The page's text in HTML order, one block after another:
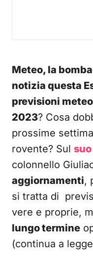
Meteo, la
notizia questa
previsioni
2023? Cosa
prossime
rovente? Sul
colonnello
aggiornamenti,
si tratta di
vere e proprie,
lungo termine
(continua a